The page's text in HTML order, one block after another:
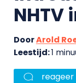
NHTV
DoorArold
Leestijd:1
reageer